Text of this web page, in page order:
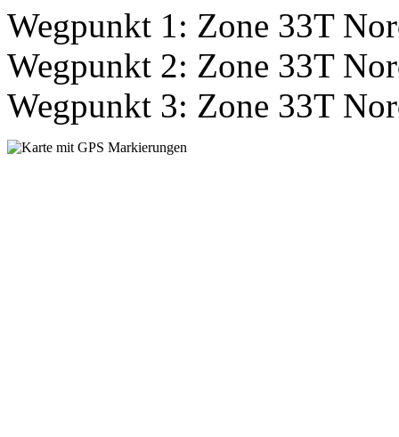
Wegpunkt 1: Zone 33T
Wegpunkt 2: Zone 33T
Wegpunkt 3: Zone 33T